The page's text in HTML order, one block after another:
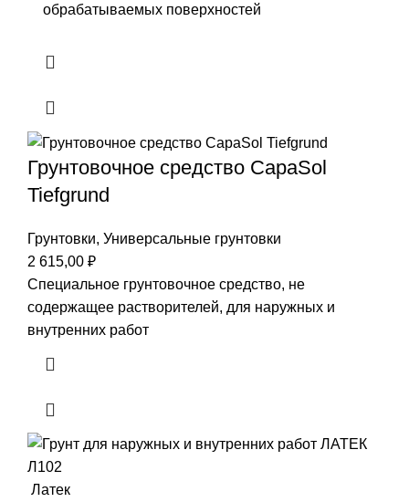
обрабатываемых поверхностей
Грунтовочное средство CapaSol
Tiefgrund
Грунтовки, Универсальные грунтовки
2 615,00 ₽
Специальное грунтовочное средство, не
содержащее растворителей, для наружных и
внутренних работ
Латек